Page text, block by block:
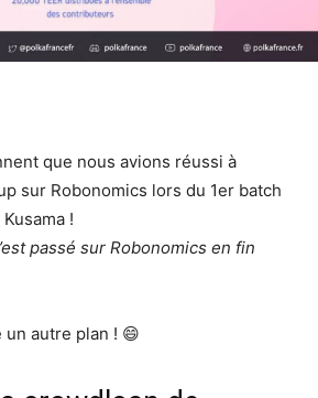
que nous avions réussi à
sur Robonomics lors du 1er batch
!
passé sur Robonomics en fin
autre plan ! 😄